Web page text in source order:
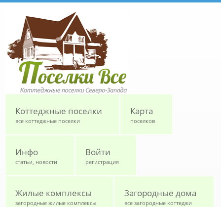
Коттеджные поселки
все коттеджные поселки
Карта
поселков
Инфо
статьи, новости
Войти
регистрация
Жилые комплексы
загородные жилые комплексы
Загородные дома
все загородные коттеджи